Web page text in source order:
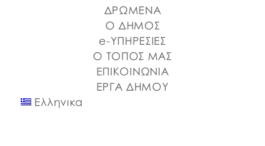
⚓️Η επίσημη έναρξη πραγματοποιήθηκε με την
ΔΡΩΜΕΝΑ
Ο ΔΗΜΟΣ
e-ΥΠΗΡΕΣΙΕΣ
Ο ΤΟΠΟΣ ΜΑΣ
ΕΠΙΚΟΙΝΩΝΙΑ
ΕΡΓΑ ΔΗΜΟΥ
Ελληνικα